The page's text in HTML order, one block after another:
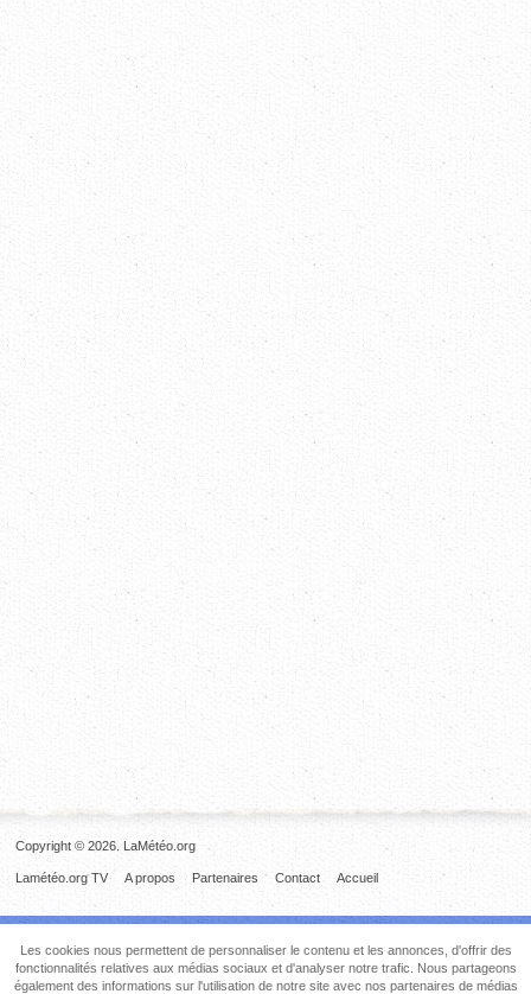
Copyright © 2026. LaMétéo.org
Accueil
Contact
Partenaires
A propos
Lamétéo.org TV
Les cookies nous permettent de personnaliser le contenu et les annonces, d'offrir des
fonctionnalités relatives aux médias sociaux et d'analyser notre trafic. Nous partageons
également des informations sur l'utilisation de notre site avec nos partenaires de médias